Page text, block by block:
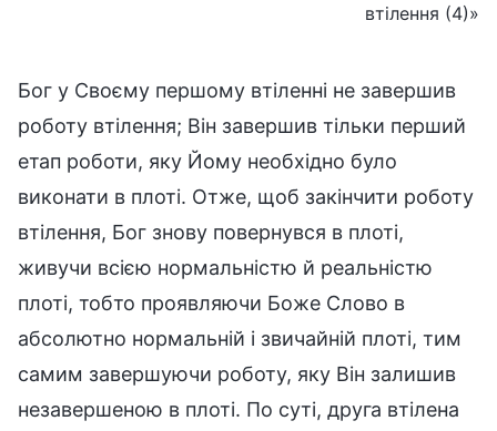
втілення (4)»
Бог у Своєму першому втіленні не завершив
роботу втілення; Він завершив тільки перший
етап роботи, яку Йому необхідно було
виконати в плоті. Отже, щоб закінчити роботу
втілення, Бог знову повернувся в плоті,
живучи всією нормальністю й реальністю
плоті, тобто проявляючи Боже Слово в
абсолютно нормальній і звичайній плоті, тим
самим завершуючи роботу, яку Він залишив
незавершеною в плоті. По суті, друга втілена